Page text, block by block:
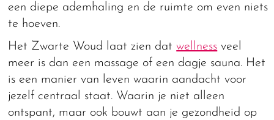
een diepe ademhaling en de ruimte om even niets
te hoeven.
Het Zwarte Woud laat zien datwellness veel
meer is dan een massage of een dagje sauna. Het
is een manier van leven waarin aandacht voor
jezelf centraal staat. Waarin je niet alleen
ontspant, maar ook bouwt aan je gezondheid op